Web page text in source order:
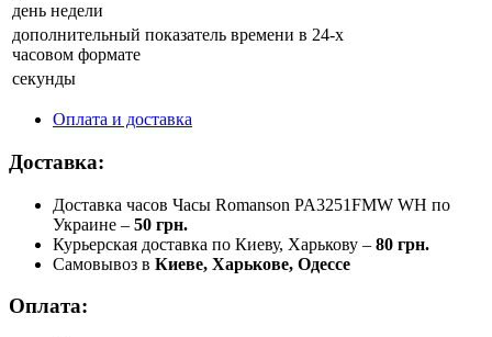
день недели
дополнительный показатель времени в 24-х
часовом формате
секунды
Оплата и доставка
Доставка:
Доставка часов Часы Romanson PA3251FMW WH по
Украине – 50 грн.
Курьерская доставка по Киеву, Харькову – 80 грн.
Самовывоз в Киеве, Харькове, Одессе
Оплата: